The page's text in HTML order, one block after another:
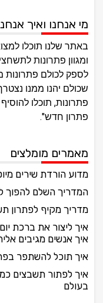
מי אנחנו ואיך
באתר שלנו תוכלו
ומגוון פתרונות
לספק לכולם פתרונות
שכולם יהנו ממנו
פתרונות, תוכלו
פתרון חדש".
מאמרים מומלצים
מדוע הורדת שירים
המדריך השלם להפוך
מדריך מקיף לפתרון
איך ליצור את ברכת
איך אנשים מגיבים
איך תוכל להשתפר
איך לפתור תשבצים
בעולם